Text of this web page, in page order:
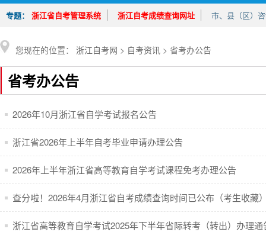
专题： 浙江省自考管理系统 浙江自考成绩查询网址 市、县（区）
您现在的位置： 浙江自考网 > 自考资讯 > 省考办公告
省考办公告
2026年10月浙江省自学考试报名公告
浙江省2026年上半年自考毕业申请办理公告
2026年上半年浙江省高等教育自学考试课程免考办理公告
查分啦！2026年4月浙江省自考成绩查询时间已公布（考生收藏
浙江省高等教育自学考试2025年下半年省际转考（转出）办理通